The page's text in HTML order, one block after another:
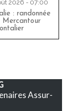
2026 - 07:00
: randonnée
Mercantour
Assur-